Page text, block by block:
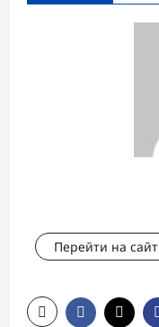
Перейти на сайт